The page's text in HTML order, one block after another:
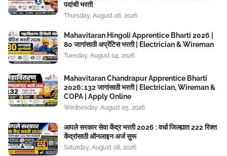
पदांची भरती
Thursday, August 06, 2026
Mahavitaran Hingoli Apprentice Bharti 2026 |
80 जागांसाठी अप्रेंटिस भरती | Electrician & Wireman
Tuesday, August 04, 2026
Mahavitaran Chandrapur Apprentice Bharti
2026: 132 जागांसाठी भरती | Electrician, Wireman &
COPA | Apply Online
Wednesday, August 05, 2026
आपले सरकार सेवा केंद्र भरती 2026 : वर्धा जिल्ह्यात 222 रिक्त
केंद्रांसाठी ऑनलाइन अर्ज सुरू
Saturday, August 08, 2026